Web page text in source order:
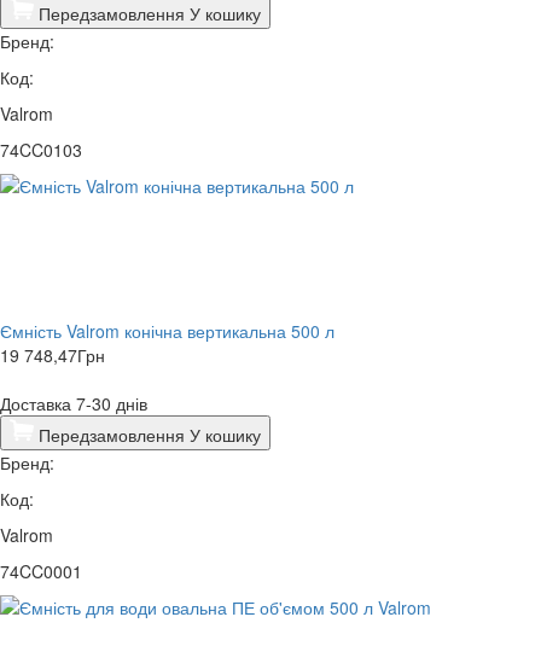
Передзамовлення У кошику
Бренд:
Код:
Valrom
74CC0103
Ємність Valrom конічна вертикальна 500 л
19 748,47Грн
Доставка 7-30 днів
Передзамовлення У кошику
Бренд:
Код:
Valrom
74CC0001